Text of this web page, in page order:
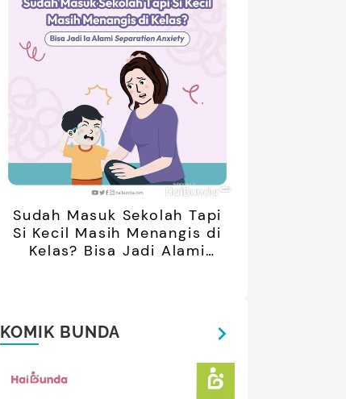
Sudah Masuk Sekolah Tapi
Si Kecil Masih Menangis di
Kelas? Bisa Jadi Alami
KOMIK BUNDA